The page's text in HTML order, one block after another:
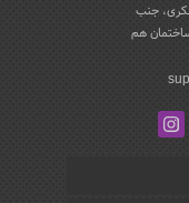
جنب
ساختمان هم